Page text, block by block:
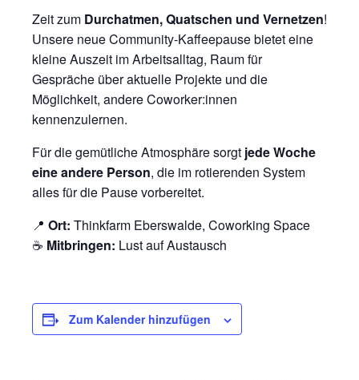
Zeit zum Durchatmen, Quatschen und Vernetzen!
Unsere neue Community-Kaffeepause bietet eine
kleine Auszeit im Arbeitsalltag, Raum für
Gespräche über aktuelle Projekte und die
Möglichkeit, andere Coworker:innen
kennenzulernen.
Für die gemütliche Atmosphäre sorgt jede Woche
eine andere Person, die im rotierenden System
alles für die Pause vorbereitet.
📍 Ort: Thinkfarm Eberswalde, Coworking Space
☕ Mitbringen: Lust auf Austausch
Zum Kalender hinzufügen